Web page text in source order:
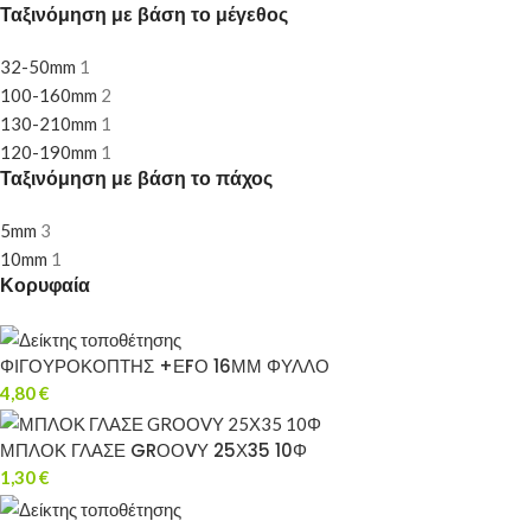
Ταξινόμηση με βάση το μέγεθος
32-50mm 1
100-160mm 2
130-210mm 1
120-190mm 1
Ταξινόμηση με βάση το πάχος
5mm 3
10mm 1
Κορυφαία
ΦΙΓΟΥΡΟΚΟΠΤΗΣ +ΕFΟ 16ΜΜ ΦΥΛΛΟ
4,80€
ΜΠΛΟΚ ΓΛΑΣΕ GRΟΟVΥ 25Χ35 10Φ
1,30€